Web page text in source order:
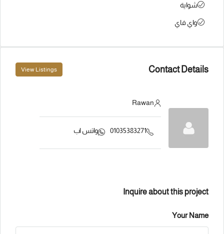
شواية
واي فاي
Contact Details
View Listings
Rawan
01035383271 واتس اب
Inquire about this project
Your Name